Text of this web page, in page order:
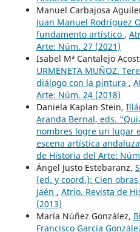
Manuel Carbajosa
Juan Manuel Rodríguez
fundamento artístico ,
Arte: Núm. 27 (2021)
Isabel Mª Cantalejo
URMENETA MUÑOZ.
diálogo con la pintura ,
Arte: Núm. 24 (2018)
Daniela Kaplan Stein,
Aranda Bernal, eds.
nombres logre un lugar
escena artística
de Historia del Arte:
Ángel Justo Estebaranz,
(ed. y coord.): Cien
Jaén , Atrio. Revista de
(2013)
María Núñez González,
Francisco García